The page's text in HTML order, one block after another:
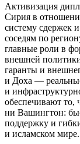
Активизация
Сирия в
систему сдержек
соседям по
главные роли в
внешней
гаранты и
и Доха —
и
обеспечивают то,
ни Вашингтон:
поддержку и
и исламском мире.